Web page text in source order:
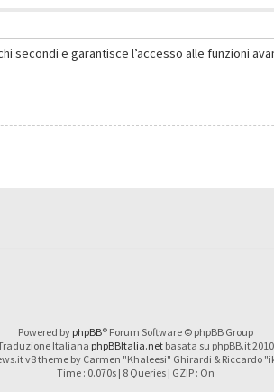
e garantisce l’accesso alle funzioni
Powered by phpBB® Forum Software © phpBB Group
Italiana phpBBItalia.netbasata su phpBB.it 2010
v8 theme by Carmen "Khaleesi" Ghirardi & Riccardo
Time : 0.070s | 8 Queries | GZIP : On